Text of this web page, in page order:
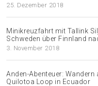
25. Dezember 2018
Minikreuzfahrt mit Tallink
Schweden über Finnland
3. November 2018
Anden-Abenteuer: Wandern
Quilotoa Loop in Ecuador